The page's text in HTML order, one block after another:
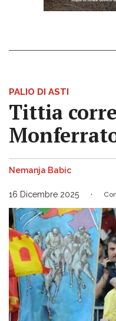
PALIO DI ASTI
Tittia
Nemanja Babic
16 Dicembre 2025